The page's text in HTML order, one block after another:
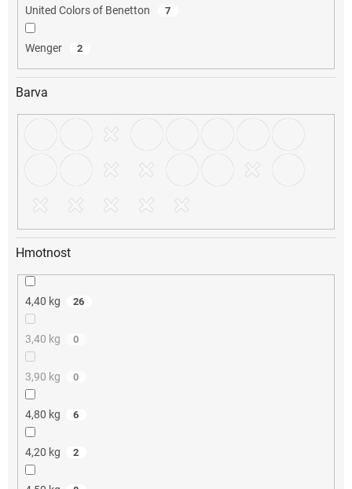
United Colors of Benetton 7
Wenger 2
Barva
Hmotnost
4,40 kg 26
3,40 kg 0
3,90 kg 0
4,80 kg 6
4,20 kg 2